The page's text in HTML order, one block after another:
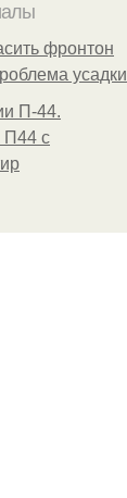
фронтон
усадки
П-44.
П44 с